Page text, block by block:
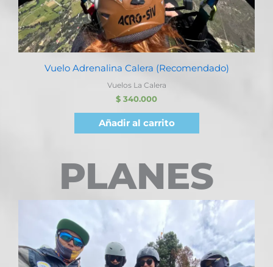
Vuelo Adrenalina Calera (Recomendado)
Vuelos La Calera
$ 340.000
Añadir al carrito
PLANES